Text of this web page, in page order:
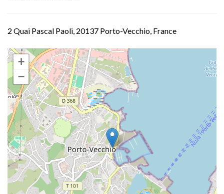
2 Quai Pascal Paoli, 20137 Porto-Vecchio, France
+
−